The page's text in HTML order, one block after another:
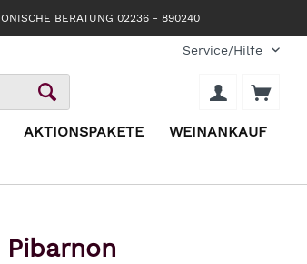
BERATUNG 02236 - 890240
Service/Hilfe
AKTIONSPAKETE WEINANKAUF